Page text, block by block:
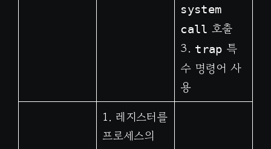
system
call 호출
3. trap 특
수 명령어 사
용
1. 레지스터를
프로세스의